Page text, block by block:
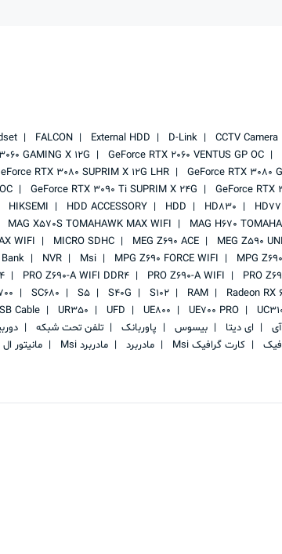
CCTV Camera
D-Link
External HDD
FALCON
GeForce RTX 2060 VENTUS GP OC
GAMING X 12G
GeForce RTX 3080
RTX 3080 SUPRIM X 12G LHR
GeForce RTX
GeForce RTX 3090 Ti SUPRIM X 24G
HD830
HDD
HDD ACCESSORY
HIKSEMI
MAG H670
MAG X570S TOMAHAWK MAX WIFI
MEG Z590
MEG Z690 ACE
MICRO SDHC
WIFI
MPG
MPG Z690 FORCE WIFI
Msi
NVR
PRO
PRO Z690-A WIFI
PRO Z690-A WIFI DDR4
Radeon RX
RAM
S102
S40G
S5
SC680
UE700 PRO
UE800
UFD
UR350
Cable
ای دیتا بیسوس پاوربانک تلفن تحت شبکه
کارت گرافیک Msi مادربرد مادربرد Msi مانیتور